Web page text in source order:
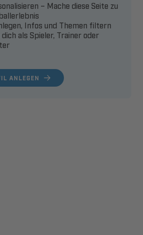
ANLEGEN
– Mache diese Seite zu
Infos und Themen filtern
als Spieler, Trainer oder